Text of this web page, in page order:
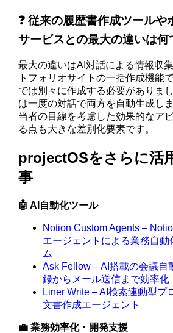
❓ 従来の履歴書作成ツールや
サービスとの最大の違いは何
最大の違いはAI対話による情報収
トフォリオサイトの一括作成機能
では別々に作成する必要がありま
は一度の対話で両方を自動生成し
当者の目線を考慮した効果的なア
る点も大きな差別化要素です。
projectOSをさらに活
事
🤖 AI自動化ツール
Notion Custom Agents –
エージェントによる業務自動
ム
Ask Fellow – AI搭載の会議自
録からメール送信まで効率化
Liner Write – AI検索連動型プ
文書作成エージェント
💼 業務効率化・開発支援